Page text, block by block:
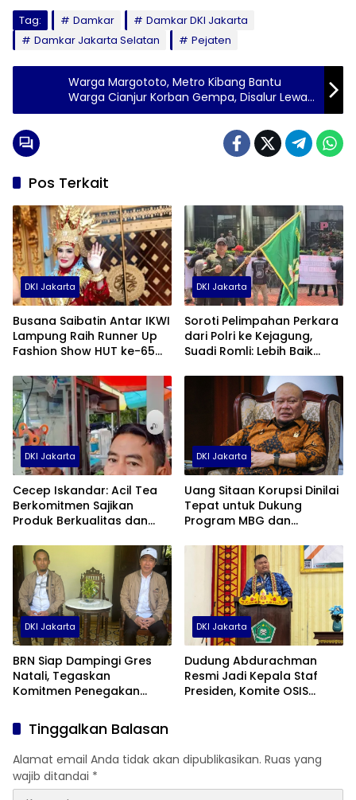
Tag: Damkar
Damkar DKI Jakarta
Damkar Jakarta Selatan
Pejaten
Warga Margototo, Metro Kibang Bantu
Warga Cianjur Korban Gempa, Disalur Lewat
FRRL
Pos Terkait
DKI Jakarta
Busana Saibatin Antar IKWI
Lampung Raih Runner Up
Fashion Show HUT ke-65
DKI Jakarta
Soroti Pelimpahan Perkara
dari Polri ke Kejagung,
Suadi Romli: Lebih Baik
DKI Jakarta
Cecep Iskandar: Acil Tea
Berkomitmen Sajikan
Produk Berkualitas dan
DKI Jakarta
Uang Sitaan Korupsi Dinilai
Tepat untuk Dukung
Program MBG dan
DKI Jakarta
BRN Siap Dampingi Gres
Natali, Tegaskan
Komitmen Penegakan
DKI Jakarta
Dudung Abdurachman
Resmi Jadi Kepala Staf
Presiden, Komite OSIS
Tinggalkan Balasan
Alamat email Anda tidak akan dipublikasikan. Ruas yang
wajib ditandai *